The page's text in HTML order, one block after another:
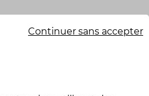
Continuer sans accepter